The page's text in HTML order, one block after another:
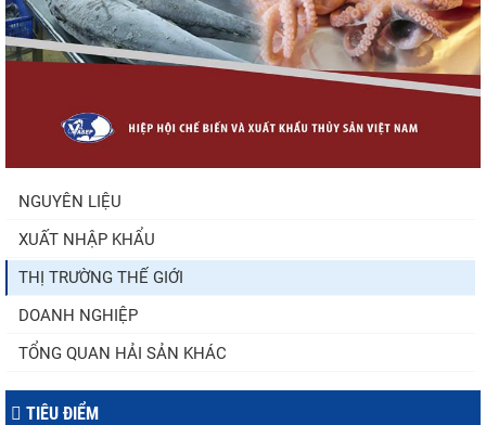
Xuất khẩu cá tra sang CPTPP: Mở rộng cơ
hội cho hàng giá trị...
Trung Quốc tăng mạnh nhập khẩu mực,
NGUYÊN LIỆU
XUẤT NHẬP KHẨU
THỊ TRƯỜNG THẾ GIỚI
DOANH NGHIỆP
TỔNG QUAN HẢI SẢN KHÁC
TIÊU ĐIỂM